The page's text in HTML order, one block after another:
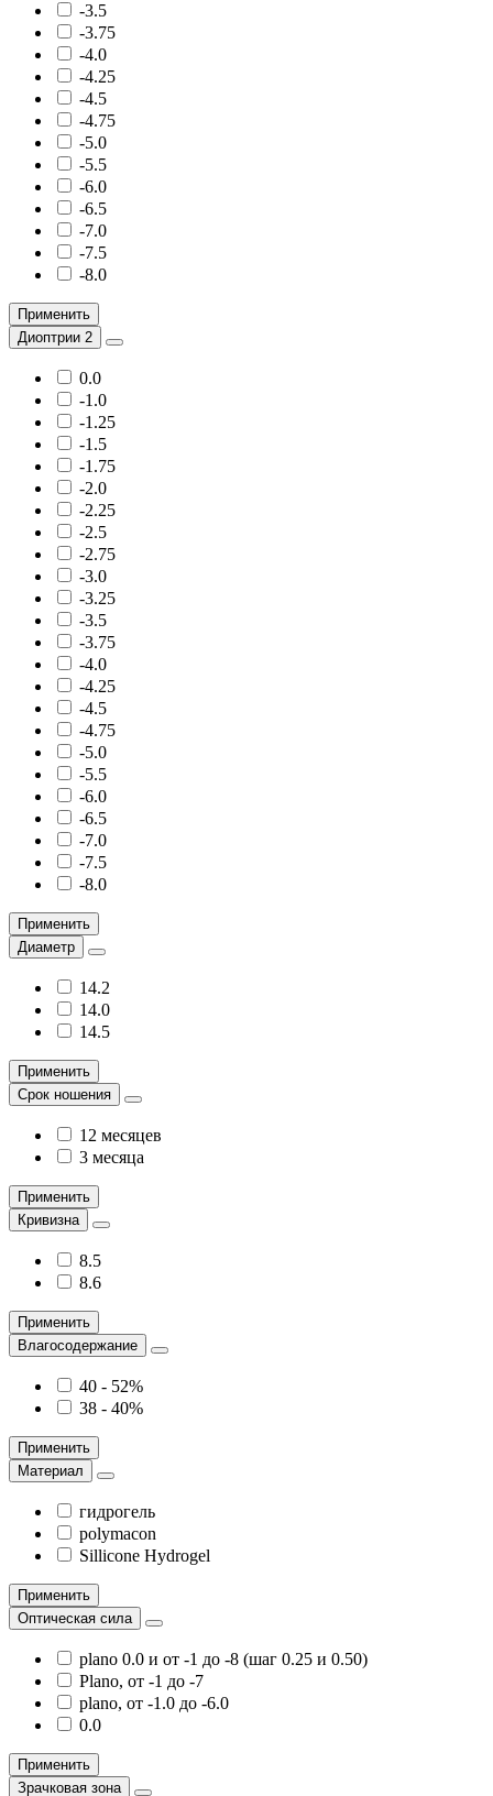
-3.5
-3.75
-4.0
-4.25
-4.5
-4.75
-5.0
-5.5
-6.0
-6.5
-7.0
-7.5
-8.0
Применить
Диоптрии 2
0.0
-1.0
-1.25
-1.5
-1.75
-2.0
-2.25
-2.5
-2.75
-3.0
-3.25
-3.5
-3.75
-4.0
-4.25
-4.5
-4.75
-5.0
-5.5
-6.0
-6.5
-7.0
-7.5
-8.0
Применить
Диаметр
14.2
14.0
14.5
Применить
Срок ношения
12 месяцев
3 месяца
Применить
Кривизна
8.5
8.6
Применить
Влагосодержание
40 - 52%
38 - 40%
Применить
Материал
гидрогель
polymacon
Sillicone Hydrogel
Применить
Оптическая сила
plano 0.0 и от -1 до -8 (шаг 0.25 и 0.50)
Plano, от -1 до -7
plano, от -1.0 до -6.0
0.0
Применить
Зрачковая зона